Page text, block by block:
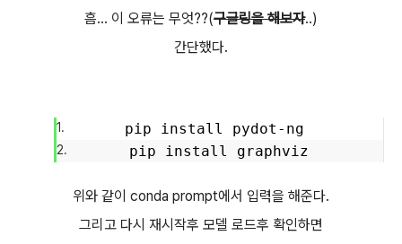
흠... 이 오류는 무엇??(구글링을 해보자..)
간단했다.
pip install pydot-ng
pip install graphviz
위와 같이 conda prompt에서 입력을 해준다.
그리고 다시 재시작후 모델 로드후 확인하면